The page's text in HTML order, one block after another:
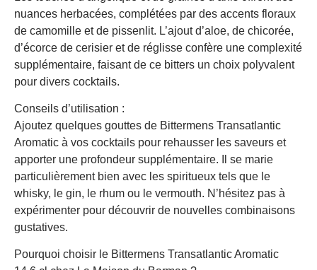
nuances herbacées, complétées par des accents floraux
de camomille et de pissenlit. L’ajout d’aloe, de chicorée,
d’écorce de cerisier et de réglisse confère une complexité
supplémentaire, faisant de ce bitters un choix polyvalent
pour divers cocktails.
Conseils d’utilisation :
Ajoutez quelques gouttes de Bittermens Transatlantic
Aromatic à vos cocktails pour rehausser les saveurs et
apporter une profondeur supplémentaire. Il se marie
particulièrement bien avec les spiritueux tels que le
whisky, le gin, le rhum ou le vermouth. N’hésitez pas à
expérimenter pour découvrir de nouvelles combinaisons
gustatives.
Pourquoi choisir le Bittermens Transatlantic Aromatic